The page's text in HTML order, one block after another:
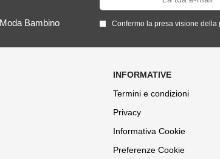
Moda Bambino Confermo la presa visione della
Termini e condizioni
Privacy
Informativa Cookie
Preferenze Cookie